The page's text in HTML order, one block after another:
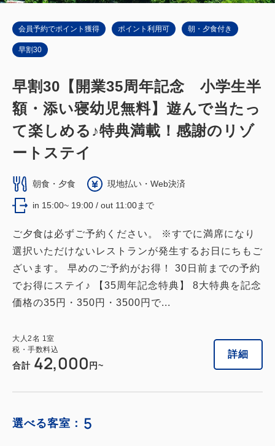
会員予約でポイント獲得 ポイント利用可 朝・夕食付き
早割30
早割30【開業35周年記念 小学生半
額・添い寝幼児無料】遊んで当たっ
て楽しめる♪特典満載！感謝のリゾ
ートステイ
朝食・夕食 現地払い・Web決済
in 15:00~ 19:00 / out 11:00まで
ご夕食は必ずご予約ください。 ※すでに満席になり
選択いただけないレストランが発生するお日にちもご
ざいます。 早めのご予約がお得！ 30日前までの予約
でお得にステイ♪ 【35周年記念特典】 8大特典を記念
価格の35円・350円・3500円で...
大人 2名 1 室
税・手数料込
合計 42,000 円~
詳細
選べる客室： 5